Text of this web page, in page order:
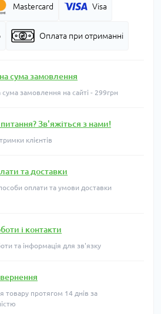
Mastercard Visa
Оплата при отриманні
сума замовлення
сума замовлення на сайті - 299грн
Зв'яжіться з нами!
клієнтів
та доставки
оплати та умови доставки
і контакти
та інформація для зв'язку
товару протягом 14 днів за